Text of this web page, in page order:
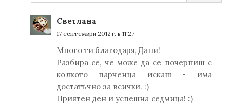
Светлана
17 септември 2012 г. в 11:27
Много ти благодаря, Дани!
Разбира се, че може да се почерпиш с
колкото парченца искаш - има
достатъчно за всички. :)
Приятен ден и успешна седмица! :)